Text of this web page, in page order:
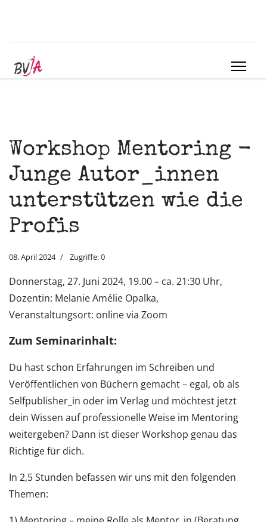
Workshop Mentoring -
Junge Autor_innen
unterstützen wie die
Profis
08. April 2024 Zugriffe: 0
Donnerstag, 27. Juni 2024, 19.00 – ca. 21:30 Uhr,
Dozentin: Melanie Amélie Opalka,
Veranstaltungsort: online via Zoom
Zum Seminarinhalt:
Du hast schon Erfahrungen im Schreiben und
Veröffentlichen von Büchern gemacht – egal, ob als
Selfpublisher_in oder im Verlag und möchtest jetzt
dein Wissen auf professionelle Weise im Mentoring
weitergeben? Dann ist dieser Workshop genau das
Richtige für dich.
In 2,5 Stunden befassen wir uns mit den folgenden
Themen: